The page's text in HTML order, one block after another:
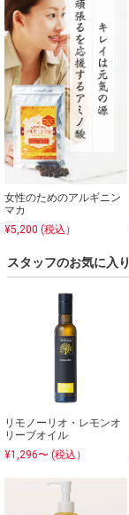
⼥性のためのアルギニン
マカ
¥5,200 (税込）
スタッフのお気に入り
リモノーリオ・レモンオ
リーブオイル
¥1,296〜 (税込）